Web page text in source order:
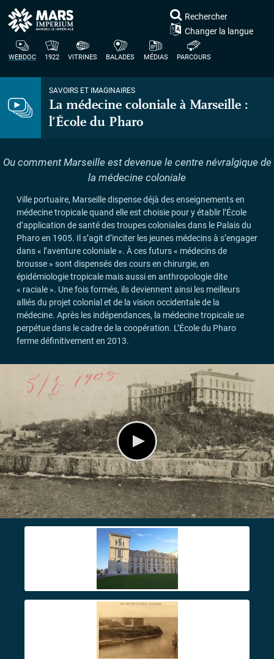
WEBDOC 1922 VITRINES BALADES MÉDIAS PARCOURS
Rechercher
Changer la langue
SAVOIRS ET IMAGINAIRES
La médecine coloniale à Marseille :
l’École du Pharo
Ou comment Marseille est devenue le centre névralgique de
la médecine coloniale
Ville portuaire, Marseille dispense déjà des enseignements en
médecine tropicale quand elle est choisie pour y établir l’École
d’application de santé des troupes coloniales dans le Palais du
Pharo en 1905. Il s’agit d’inciter les jeunes médecins à s’engager
dans « l’aventure coloniale ». À ces futurs « médecins de
brousse » sont dispensés des cours en chirurgie, en
épidémiologie tropicale mais aussi en anthropologie dite
« raciale ». Une fois formés, ils deviennent ainsi les meilleurs
alliés du projet colonial et de la vision occidentale de la
médecine. Après les indépendances, la médecine tropicale se
perpétue dans le cadre de la coopération. L’École du Pharo
ferme définitivement en 2013.